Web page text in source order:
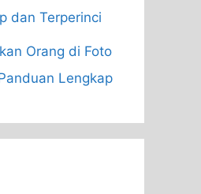
dan Terperinci
Orang di Foto
Lengkap